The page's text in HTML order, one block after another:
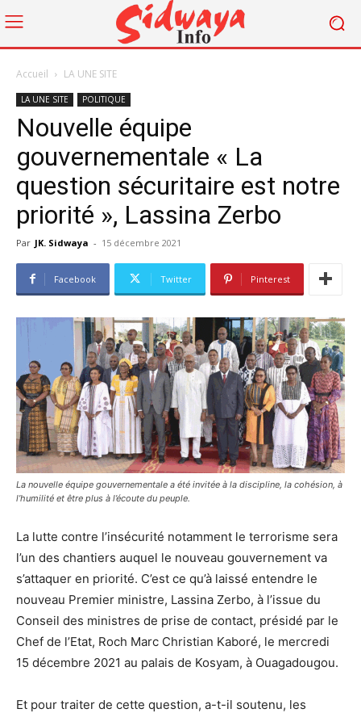
Accueil LA UNE SITE
LA UNE SITE POLITIQUE
Nouvelle équipe
gouvernementale « La
question sécuritaire est notre
priorité », Lassina Zerbo
Par JK. Sidwaya - 15 décembre 2021
Facebook Twitter Pinterest
La nouvelle équipe gouvernementale a été invitée à la discipline, la cohésion, à
l’humilité et être plus à l’écoute du peuple.
La lutte contre l’insécurité notamment le terrorisme sera
l’un des chantiers auquel le nouveau gouvernement va
s’attaquer en priorité. C’est ce qu’à laissé entendre le
nouveau Premier ministre, Lassina Zerbo, à l’issue du
Conseil des ministres de prise de contact, présidé par le
Chef de l’Etat, Roch Marc Christian Kaboré, le mercredi
15 décembre 2021 au palais de Kosyam, à Ouagadougou.
Et pour traiter de cette question, a-t-il soutenu, les